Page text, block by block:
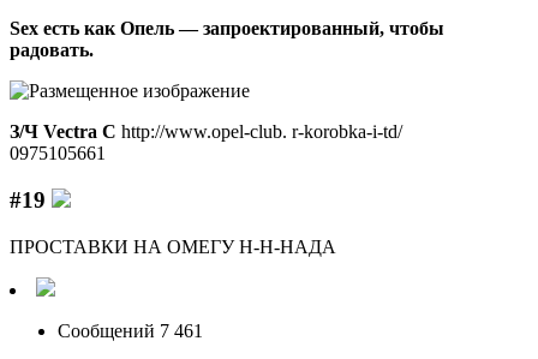
Sex есть как Опель — запроектированный, чтобы
радовать.
З/Ч Vectra C http://www.opel-club. r-korobka-i-td/
0975105661
#19
ПРОСТАВКИ НА ОМЕГУ Н-Н-НАДА
Сообщений 7 461